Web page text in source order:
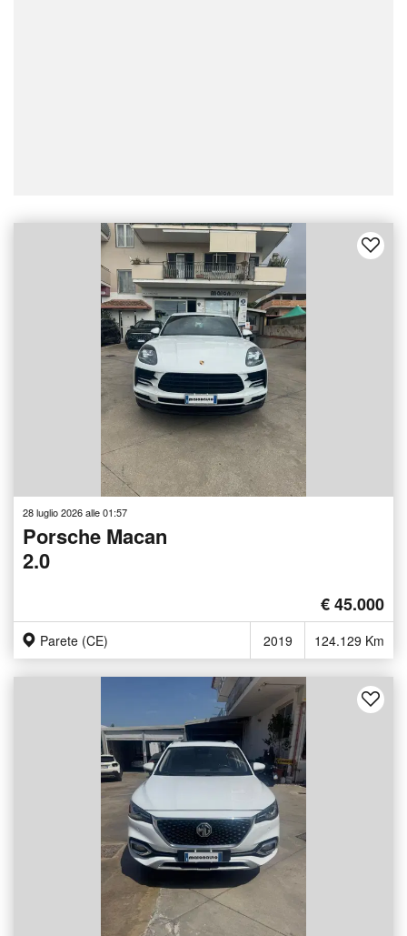
28 luglio 2026 alle 01:57
Porsche Macan
2.0
€ 45.000
Parete (CE) 2019 124.129 Km